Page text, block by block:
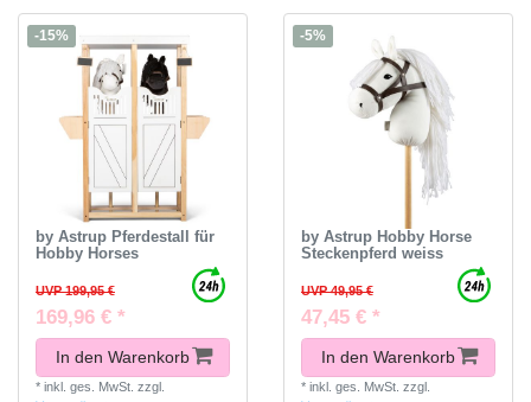
-15%
by Astrup Pferdestall für
Hobby Horses
UVP 199,95 €
169,96 € *
In den Warenkorb
* inkl. ges. MwSt. zzgl.
-5%
by Astrup Hobby Horse
Steckenpferd weiss
UVP 49,95 €
47,45 € *
In den Warenkorb
* inkl. ges. MwSt. zzgl.